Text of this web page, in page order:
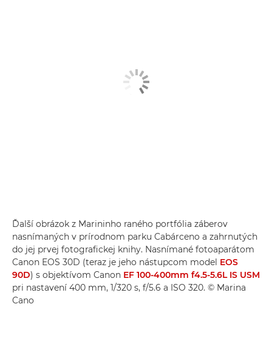
Ďalší obrázok z Marininho raného portfólia záberov
nasnímaných v prírodnom parku Cabárceno a zahrnutých
do jej prvej fotografickej knihy. Nasnímané fotoaparátom
Canon EOS 30D (teraz je jeho nástupcom model EOS
90D) s objektívom Canon EF 100-400mm f4.5-5.6L IS USM
pri nastavení 400 mm, 1/320 s, f/5.6 a ISO 320. © Marina
Cano